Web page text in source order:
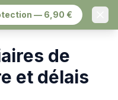
— 6,90 €
de
et délais